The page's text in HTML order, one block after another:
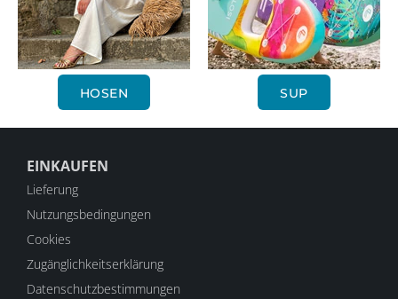
HOSEN SUP
EINKAUFEN
Lieferung
Nutzungsbedingungen
Cookies
Zugänglichkeitserklärung
Datenschutzbestimmungen